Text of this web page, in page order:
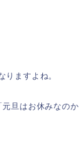
りますよね。
旦はお休みなのか